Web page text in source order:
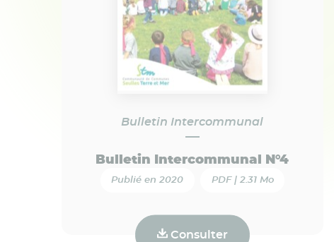
Bulletin Intercommunal
Bulletin Intercommunal N°4
Publié en 2020 PDF | 2.31 Mo
Consulter